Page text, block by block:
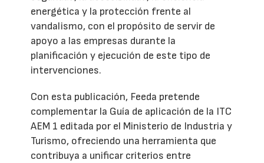
energética y la protección frente al
vandalismo, con el propósito de servir de
apoyo a las empresas durante la
planificación y ejecución de este tipo de
intervenciones.
Con esta publicación, Feeda pretende
complementar la Guía de aplicación de la ITC
AEM 1 editada por el Ministerio de Industria y
Turismo, ofreciendo una herramienta que
contribuya a unificar criterios entre